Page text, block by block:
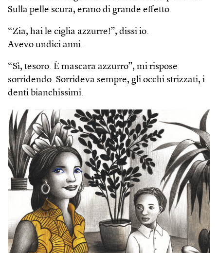
Sulla pelle scura, erano di grande effetto.
“Zia, hai le ciglia azzurre!”, dissi io.
Avevo undici anni.
“Sì, tesoro. È mascara azzurro”, mi rispose
sorridendo. Sorrideva sempre, gli occhi strizzati, i
denti bianchissimi.